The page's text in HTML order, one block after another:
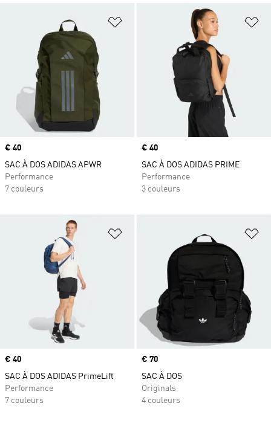
Ajouter à la Liste de produits
Prix
€ 40
SAC À DOS ADIDAS APWR
Performance
7 couleurs
Prix
€ 40
SAC À DOS ADIDAS PRIME
Performance
3 couleurs
Ajouter à la Liste de produits
Prix
€ 40
SAC À DOS ADIDAS PrimeLift
Performance
7 couleurs
Prix
€ 70
SAC À DOS
Originals
4 couleurs